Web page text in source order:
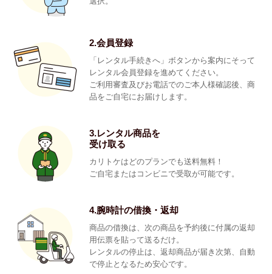
2.会員登録
「レンタル手続きへ」ボタンから案内にそって
レンタル会員登録を進めてください。
ご利用審査及びお電話でのご本人様確認後、商
品をご自宅にお届けします。
3.レンタル商品を
受け取る
カリトケはどのプランでも送料無料！
ご自宅またはコンビニで受取が可能です。
4.腕時計の借換・返却
商品の借換は、次の商品を予約後に付属の返却
用伝票を貼って送るだけ。
レンタルの停止は、返却商品が届き次第、自動
で停止となるため安心です。